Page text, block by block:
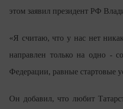
этом заявил президент РФ
«Я считаю, что у нас нет
направлен только на одно -
Федерации, равные стартовые
Он добавил, что любит